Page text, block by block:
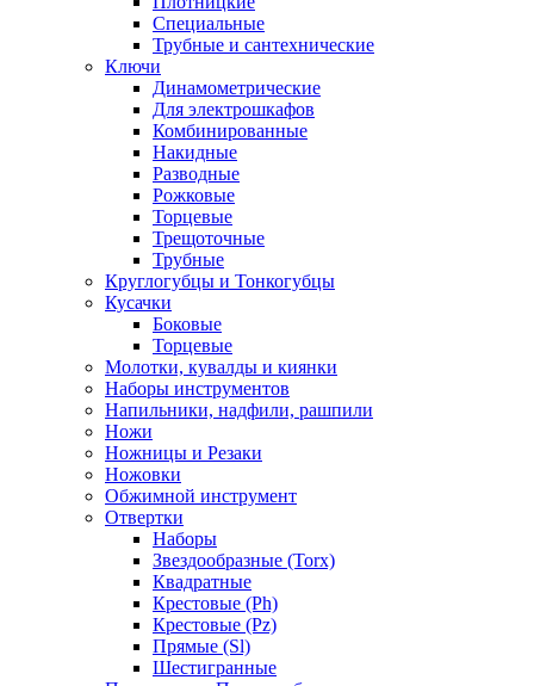
Специальные
Трубные и сантехнические
Ключи
Динамометрические
Для электрошкафов
Комбинированные
Накидные
Разводные
Рожковые
Торцевые
Трещоточные
Трубные
Круглогубцы и Тонкогубцы
Кусачки
Боковые
Торцевые
Молотки, кувалды и киянки
Наборы инструментов
Напильники, надфили, рашпили
Ножи
Ножницы и Резаки
Ножовки
Обжимной инструмент
Отвертки
Наборы
Звездообразные (Torx)
Квадратные
Крестовые (Ph)
Крестовые (Pz)
Прямые (Sl)
Шестигранные